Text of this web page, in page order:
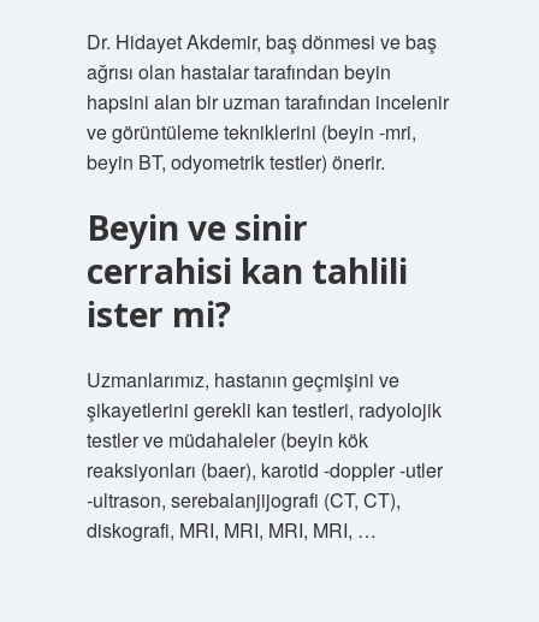
Dr. Hidayet Akdemir, baş dönmesi ve baş
ağrısı olan hastalar tarafından beyin
hapsini alan bir uzman tarafından incelenir
ve görüntüleme tekniklerini (beyin -mri,
beyin BT, odyometrik testler) önerir.
Beyin ve sinir
cerrahisi kan tahlili
ister mi?
Uzmanlarımız, hastanın geçmişini ve
şikayetlerini gerekli kan testleri, radyolojik
testler ve müdahaleler (beyin kök
reaksiyonları (baer), karotid -doppler -utler
-ultrason, serebalanjijografi (CT, CT),
diskografi, MRI, MRI, MRI, MRI, …